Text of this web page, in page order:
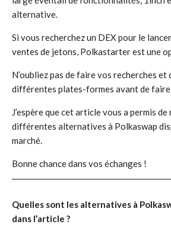
alternative.
Si vous recherchez un DEX pour le
ventes de jetons, Polkastarter est une
N’oubliez pas de faire vos recherches et
différentes plates-formes avant de
J’espère que cet article vous a permis
différentes alternatives à Polkaswap
marché.
Bonne chance dans vos échanges !
Quelles sont les alternatives à
dans l’article ?